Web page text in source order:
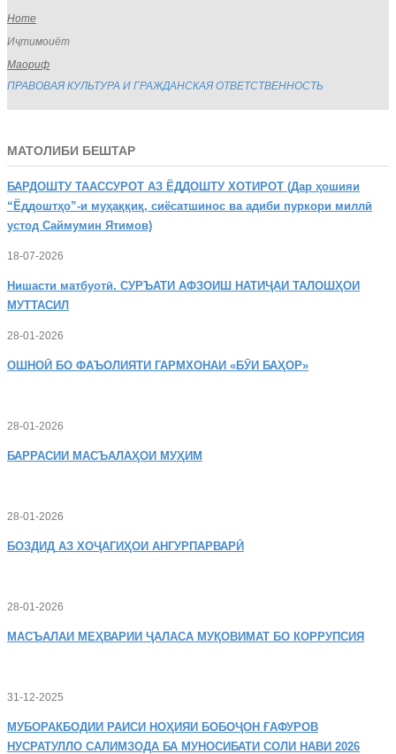
Home
Иҷтимоиёт
Маориф
ПРАВОВАЯ КУЛЬТУРА И ГРАЖДАНСКАЯ ОТВЕТСТВЕННОСТЬ
МАТОЛИБИ БЕШТАР
БАРДОШТУ ТААССУРОТ АЗ ЁДДОШТУ ХОТИРОТ (Дар ҳошияи
“Ёддоштҳо”-и муҳаққиқ, сиёсатшинос ва адиби пуркори миллӣ
устод Саймумин Ятимов)
18-07-2026
Нишасти матбуотӣ. СУРЪАТИ АФЗОИШ НАТИҶАИ ТАЛОШҲОИ
МУТТАСИЛ
28-01-2026
ОШНОӢ БО ФАЪОЛИЯТИ ГАРМХОНАИ «БӮИ БАҲОР»
28-01-2026
БАРРАСИИ МАСЪАЛАҲОИ МУҲИМ
28-01-2026
БОЗДИД АЗ ХОҶАГИҲОИ АНГУРПАРВАРӢ
28-01-2026
МАСЪАЛАИ МЕҲВАРИИ ҶАЛАСА МУҚОВИМАТ БО КОРРУПСИЯ
31-12-2025
МУБОРАКБОДИИ РАИСИ НОҲИЯИ БОБОҶОН ҒАФУРОВ
НУСРАТУЛЛО САЛИМЗОДА БА МУНОСИБАТИ СОЛИ НАВИ 2026